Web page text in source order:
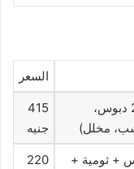
السعر
فرخة كاملة وعبارة عن (2 صدور، 2 جناح، 2 دبوس،
مخلل)
415
جنيه
+ ثومية +
220